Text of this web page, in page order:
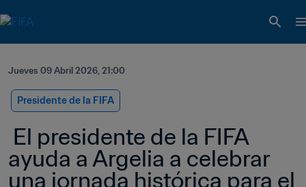
Jueves 09 Abril 2026, 21:00
Presidente de la FIFA
ayuda a Argelia a celebrar
una jornada histórica para el